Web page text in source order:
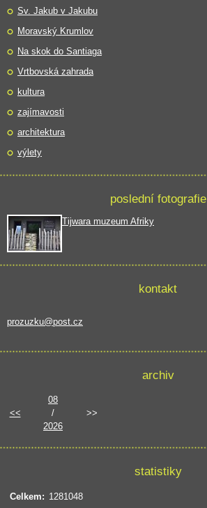
Sv. Jakub v Jakubu
Moravský Krumlov
Na skok do Santiaga
Vrtbovská zahrada
kultura
zajímavosti
architektura
výlety
poslední fotografie
Tijwara muzeum Afriky
kontakt
prozuzku@post.cz
archiv
<<
08
/
2026
>>
statistiky
Celkem: 1281048